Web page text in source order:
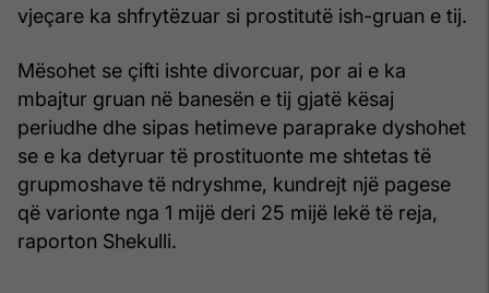
vjeçare ka shfrytëzuar si prostitutë ish-gruan e tij.
Mësohet se çifti ishte divorcuar, por ai e ka
mbajtur gruan në banesën e tij gjatë kësaj
periudhe dhe sipas hetimeve paraprake dyshohet
se e ka detyruar të prostituonte me shtetas të
grupmoshave të ndryshme, kundrejt një pagese
që varionte nga 1 mijë deri 25 mijë lekë të reja,
raporton Shekulli.